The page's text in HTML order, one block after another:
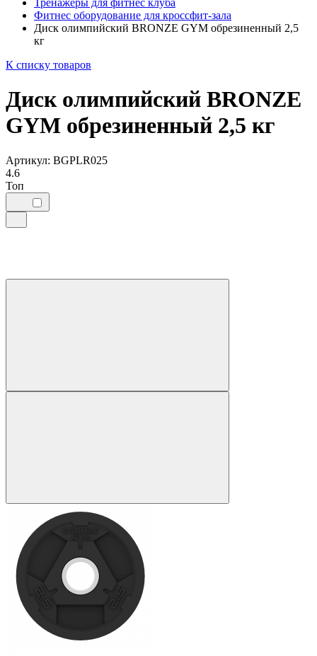
Тренажеры для фитнес клуба
Фитнес оборудование для кроссфит-зала
Диск олимпийский BRONZE GYM обрезиненный 2,5
кг
К списку товаров
Диск олимпийский BRONZE
GYM обрезиненный 2,5 кг
Артикул: BGPLR025
4.6
Топ